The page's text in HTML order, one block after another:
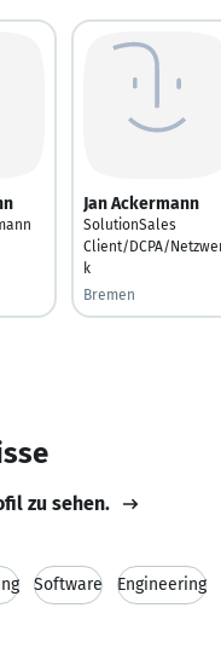
Jan Ackermann
SolutionSales
Client/DCPA/
k
Bremen
zu sehen.
Software Engineering